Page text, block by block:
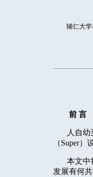
辅仁大
前 言
人自
（Super）
本文中
发展有何